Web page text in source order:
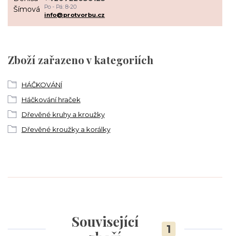
Zboží zařazeno v kategoriích
HÁČKOVÁNÍ
Háčkování hraček
Dřevěné kruhy a kroužky
Dřevěné kroužky a korálky
Po - Pá: 8-20
info@protvorbu.cz
Související
1